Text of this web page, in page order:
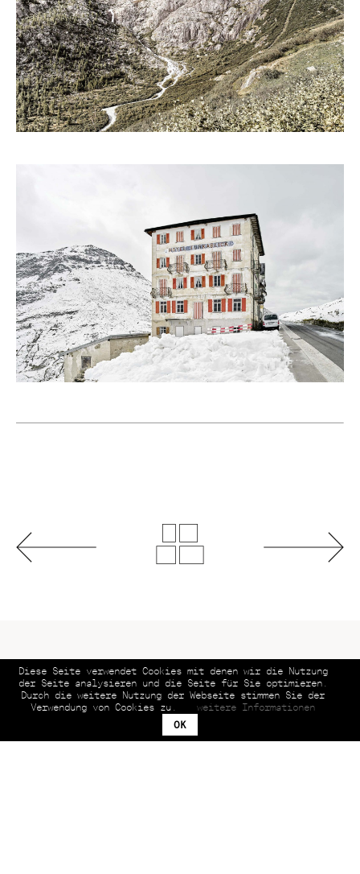
© 2026 Helmuth Scham BFF | All rights reserved.
Diese Seite verwendet Cookies mit denen wir die Nutzung
der Seite analysieren und die Seite für Sie optimieren.
Durch die weitere Nutzung der Webseite stimmen Sie der
Verwendung von Cookies zu.
weitere Informationen
OK